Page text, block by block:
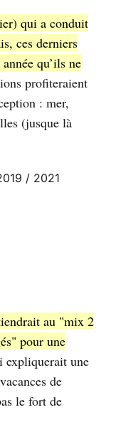
qui a conduit
ces derniers
qu’ils ne
profiteraient
: mer,
(jusque là
/ 2021
au "mix 2
pour une
expliquerait une
de
le fort de